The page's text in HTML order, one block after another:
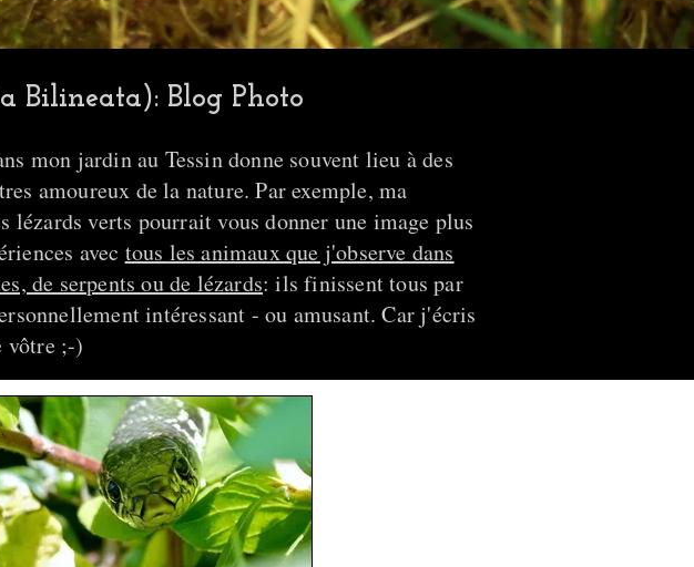
Bilineata): Blog Photo
mon jardin au Tessin donne souvent lieu à des
amoureux de la nature. Par exemple, ma
verts pourrait vous donner une image plus
avec tous les animaux que j'observe dans
de serpents ou de lézards: ils finissent tous par
intéressant - ou amusant. Car j'écris
vôtre ;-)